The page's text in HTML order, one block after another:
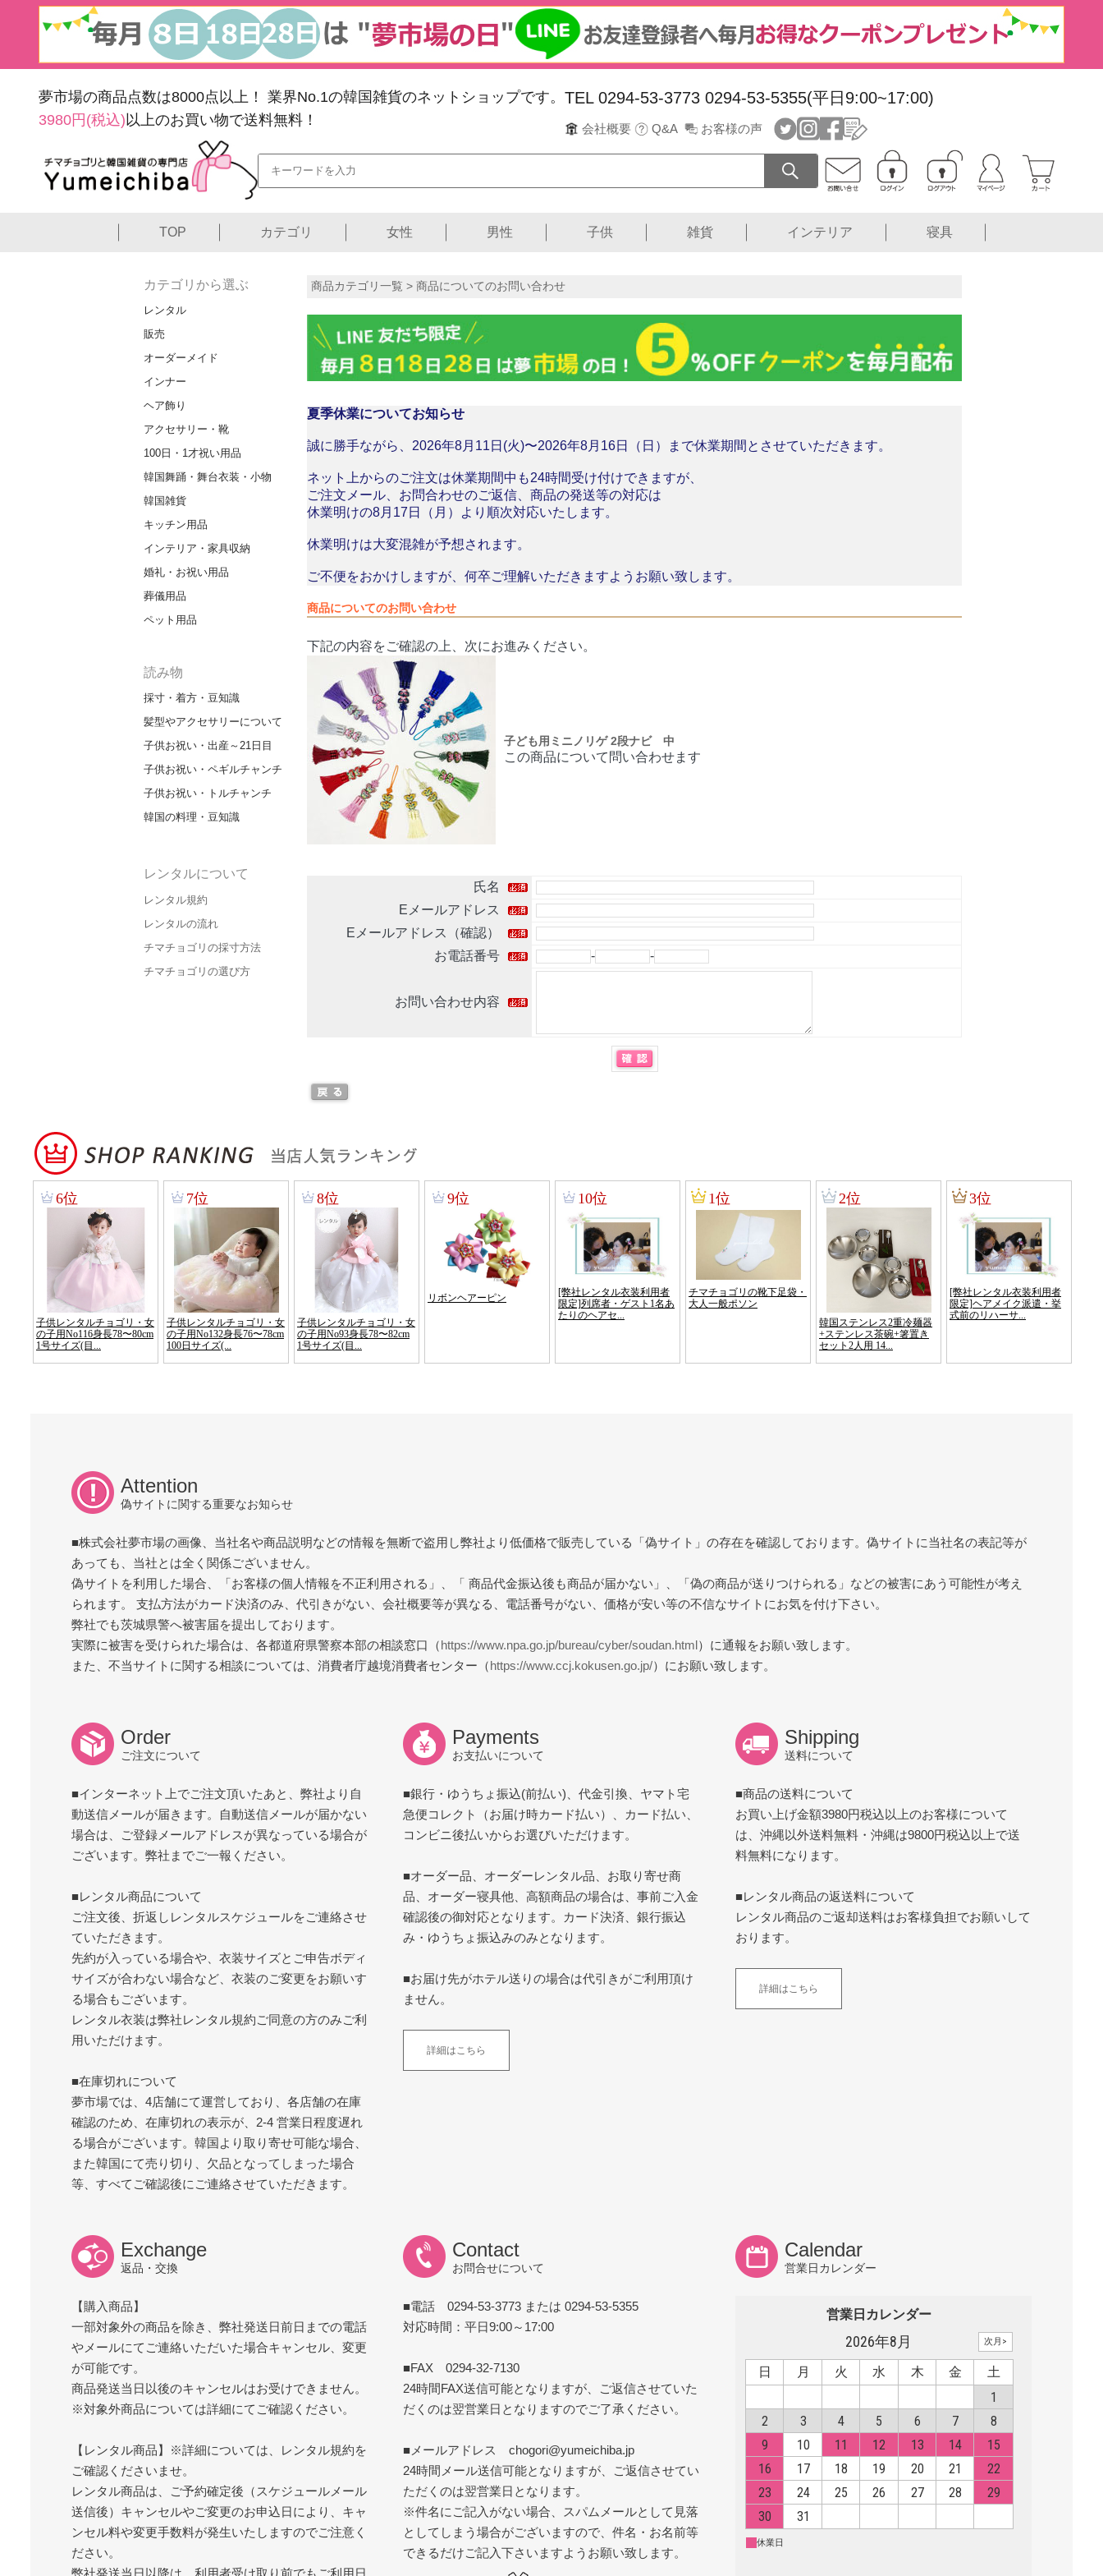
夢市場の商品点数は8000点以上！
業界No.1の韓国雑貨のネットショップです。
3980円(税込)以上のお買い物で送料無料！
TEL 0294-53-3773 0294-53-5355(平日9:00~17:00)
会社概要 Q&A お客様の声
TOP カテゴリ 女性 男性 子供 雑貨 インテリア 寝具
カテゴリから選ぶ
レンタル
販売
オーダーメイド
インナー
ヘア飾り
アクセサリー・靴
100日・1才祝い用品
韓国舞踊・舞台衣装・小物
韓国雑貨
キッチン用品
インテリア・家具収納
婚礼・お祝い用品
葬儀用品
ペット用品
読み物
採寸・着方・豆知識
髪型やアクセサリーについて
子供お祝い・出産～21日目
子供お祝い・ペギルチャンチ
子供お祝い・トルチャンチ
韓国の料理・豆知識
レンタルについて
レンタル規約
レンタルの流れ
チマチョゴリの採寸方法
チマチョゴリの選び方
商品カテゴリ一覧 > 商品についてのお問い合わせ
夏季休業についてお知らせ
誠に勝手ながら、2026年8月11日(火)〜2026年8月16日（日）まで休業期間とさせていただきます。
ネット上からのご注文は休業期間中も24時間受け付けできますが、
ご注文メール、お問合わせのご返信、商品の発送等の対応は
休業明けの8月17日（月）より順次対応いたします。
休業明けは大変混雑が予想されます。
ご不便をおかけしますが、何卒ご理解いただきますようお願い致します。
商品についてのお問い合わせ
下記の内容をご確認の上、次にお進みください。
子ども用ミニノリゲ 2段ナビ 中
この商品について問い合わせます
氏名
Eメールアドレス
Eメールアドレス（確認）
お電話番号
- -
お問い合わせ内容
Attention
偽サイトに関する重要なお知らせ
■株式会社夢市場の画像、当社名や商品説明などの情報を無断で盗用し弊社より低価格で販売している「偽サイト」の存在を確認しております。偽サイトに当社名の表記等が
あっても、当社とは全く関係ございません。
偽サイトを利用した場合、「お客様の個人情報を不正利用される」、「 商品代金振込後も商品が届かない」、「偽の商品が送りつけられる」などの被害にあう可能性が考え
られます。 支払方法がカード決済のみ、代引きがない、会社概要等が異なる、電話番号がない、価格が安い等の不信なサイトにお気を付け下さい。
弊社でも茨城県警へ被害届を提出しております。
実際に被害を受けられた場合は、各都道府県警察本部の相談窓口（https://www.npa.go.jp/bureau/cyber/soudan.html）に通報をお願い致します。
また、不当サイトに関する相談については、消費者庁越境消費者センター（https://www.ccj.kokusen.go.jp/）にお願い致します。
Order
ご注文について
■インターネット上でご注文頂いたあと、弊社より自
動送信メールが届きます。自動送信メールが届かない
場合は、ご登録メールアドレスが異なっている場合が
ございます。弊社までご一報ください。
■レンタル商品について
ご注文後、折返しレンタルスケジュールをご連絡させ
ていただきます。
先約が入っている場合や、衣装サイズとご申告ボディ
サイズが合わない場合など、衣装のご変更をお願いす
る場合もございます。
レンタル衣装は弊社レンタル規約ご同意の方のみご利
用いただけます。
■在庫切れについて
夢市場では、4店舗にて運営しており、各店舗の在庫
確認のため、在庫切れの表示が、2-4 営業日程度遅れ
る場合がございます。韓国より取り寄せ可能な場合、
また韓国にて売り切り、欠品となってしまった場合
等、すべてご確認後にご連絡させていただきます。
Payments
お支払いについて
■銀行・ゆうちょ振込(前払い)、代金引換、ヤマト宅
急便コレクト（お届け時カード払い）、カード払い、
コンビニ後払いからお選びいただけます。
■オーダー品、オーダーレンタル品、お取り寄せ商
品、オーダー寝具他、高額商品の場合は、事前ご入金
確認後の御対応となります。カード決済、銀行振込
み・ゆうちょ振込みのみとなります。
■お届け先がホテル送りの場合は代引きがご利用頂け
ません。
詳細はこちら
Shipping
送料について
■商品の送料について
お買い上げ金額3980円税込以上のお客様について
は、沖縄以外送料無料・沖縄は9800円税込以上で送
料無料になります。
■レンタル商品の返送料について
レンタル商品のご返却送料はお客様負担でお願いして
おります。
詳細はこちら
Exchange
返品・交換
【購入商品】
一部対象外の商品を除き、弊社発送日前日までの電話
やメールにてご連絡いただいた場合キャンセル、変更
が可能です。
商品発送当日以後のキャンセルはお受けできません。
※対象外商品については詳細にてご確認ください。
【レンタル商品】※詳細については、レンタル規約を
ご確認くださいませ。
レンタル商品は、ご予約確定後（スケジュールメール
送信後）キャンセルやご変更のお申込日により、キャ
ンセル料や変更手数料が発生いたしますのでご注意く
ださい。
弊社発送当日以降は、利用者受け取り前でもご利用日
Contact
お問合せについて
■電話 0294-53-3773 または 0294-53-5355
対応時間：平日9:00～17:00
■FAX 0294-32-7130
24時間FAX送信可能となりますが、ご返信させていた
だくのは翌営業日となりますのでご了承ください。
■メールアドレス chogori@yumeichiba.jp
24時間メール送信可能となりますが、ご返信させてい
ただくのは翌営業日となります。
※件名にご記入がない場合、スパムメールとして見落
としてしまう場合がございますので、件名・お名前等
できるだけご記入下さいますようお願い致します。
Calendar
営業日カレンダー